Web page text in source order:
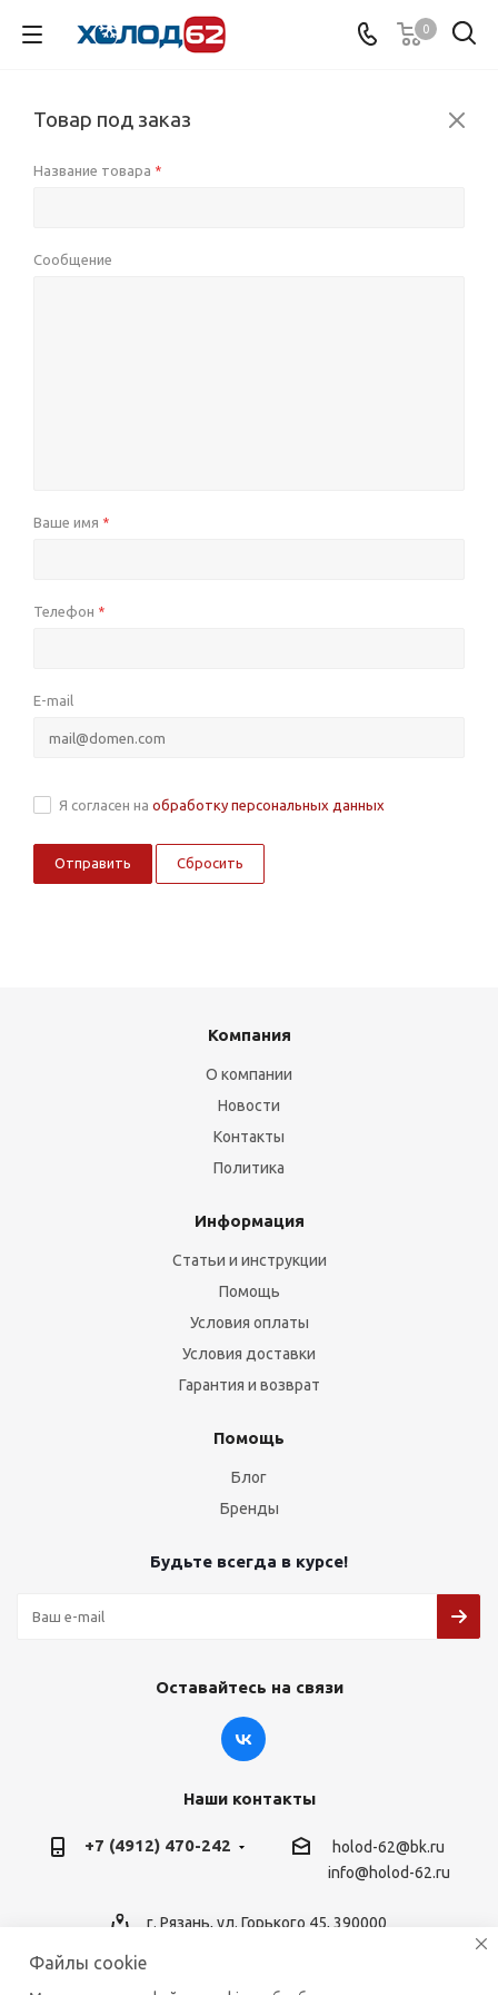
0
Товар под заказ
Название товара *
Сообщение
Ваше имя *
Телефон *
E-mail
Я согласен на обработку персональных данных
Сбросить
Компания
О компании
Новости
Контакты
Политика
Информация
Статьи и инструкции
Помощь
Условия оплаты
Условия доставки
Гарантия и возврат
Помощь
Блог
Бренды
Будьте всегда в курсе!
Оставайтесь на связи
Наши контакты
+7 (4912) 470-242
holod-62@bk.ru
info@holod-62.ru
г. Рязань, ул. Горького 45, 390000
Файлы cookie